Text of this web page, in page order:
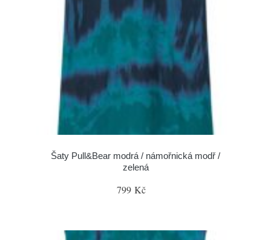
Šaty Pull&Bear modrá / námořnická modř /
zelená
799 Kč